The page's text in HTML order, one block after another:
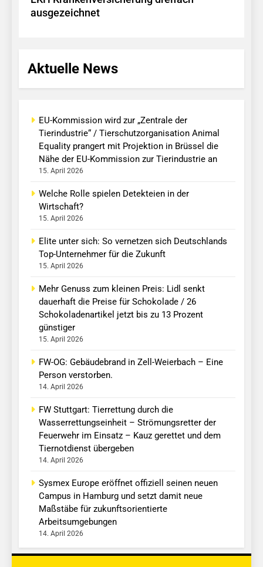
ausgezeichnet
Aktuelle News
EU-Kommission wird zur „Zentrale der
Tierindustrie“ / Tierschutzorganisation Animal
Equality prangert mit Projektion in Brüssel die
Nähe der EU-Kommission zur Tierindustrie an
15. April 2026
Welche Rolle spielen Detekteien in der
Wirtschaft?
15. April 2026
Elite unter sich: So vernetzen sich Deutschlands
Top-Unternehmer für die Zukunft
15. April 2026
Mehr Genuss zum kleinen Preis: Lidl senkt
dauerhaft die Preise für Schokolade / 26
Schokoladenartikel jetzt bis zu 13 Prozent
günstiger
15. April 2026
FW-OG: Gebäudebrand in Zell-Weierbach – Eine
Person verstorben.
14. April 2026
FW Stuttgart: Tierrettung durch die
Wasserrettungseinheit – Strömungsretter der
Feuerwehr im Einsatz – Kauz gerettet und dem
Tiernotdienst übergeben
14. April 2026
Sysmex Europe eröffnet offiziell seinen neuen
Campus in Hamburg und setzt damit neue
Maßstäbe für zukunftsorientierte
Arbeitsumgebungen
14. April 2026